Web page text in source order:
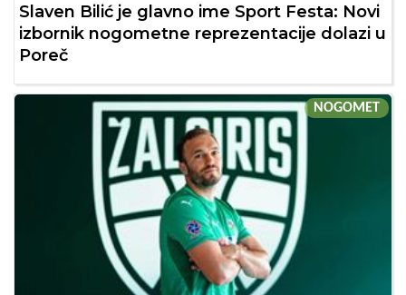
Slaven Bilić je glavno ime Sport Festa: Novi
izbornik nogometne reprezentacije dolazi u
Poreč
NOGOMET